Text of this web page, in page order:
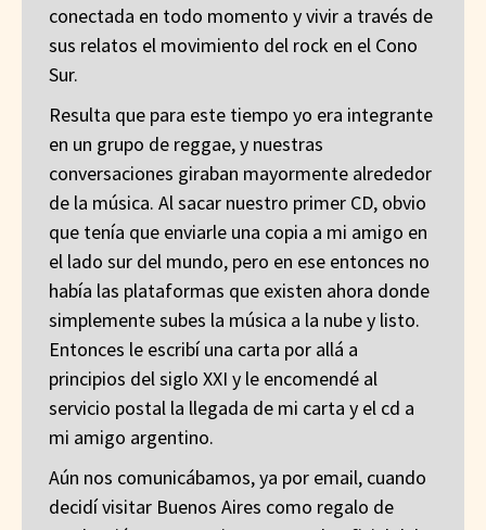
conectada en todo momento y vivir a través de
sus relatos el movimiento del rock en el Cono
Sur.
Resulta que para este tiempo yo era integrante
en un grupo de reggae, y nuestras
conversaciones giraban mayormente alrededor
de la música. Al sacar nuestro primer CD, obvio
que tenía que enviarle una copia a mi amigo en
el lado sur del mundo, pero en ese entonces no
había las plataformas que existen ahora donde
simplemente subes la música a la nube y listo.
Entonces le escribí una carta por allá a
principios del siglo XXI y le encomendé al
servicio postal la llegada de mi carta y el cd a
mi amigo argentino.
Aún nos comunicábamos, ya por email, cuando
decidí visitar Buenos Aires como regalo de